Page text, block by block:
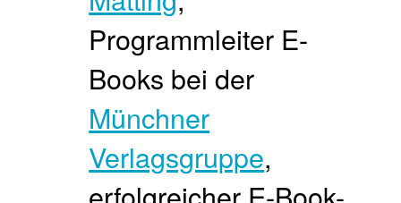
Programmleiter E-
Books bei der
Münchner
Verlagsgruppe,